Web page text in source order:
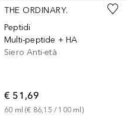
THE ORDINARY.
Peptidi
Multi-peptide + HA
Siero Anti-età
€ 51,69
60 ml (€ 86,15 / 100 ml)